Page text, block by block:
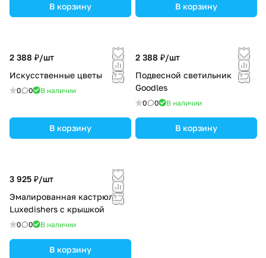
В корзину В корзину
2 388 ₽/шт
Искусственные цветы
0 0 В наличии
В корзину
2 388 ₽/шт
Подвесной светильник
Goodles
0 0 В наличии
В корзину
3 925 ₽/шт
Эмалированная кастрюля
Luxedishers с крышкой
0 0 В наличии
В корзину